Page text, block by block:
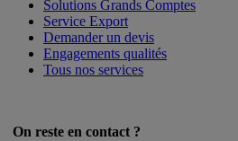
Solutions Grands Comptes
Service Export
Demander un devis
Engagements qualités
Tous nos services
On reste en contact ?